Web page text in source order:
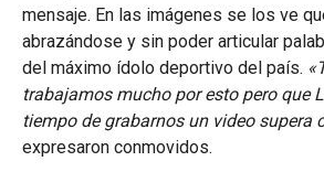
mensaje. En las imágenes se los ve
abrazándose y sin poder articular
del máximo ídolo deportivo del país.
trabajamos mucho por esto pero que
tiempo de grabarnos un video supera
expresaron conmovidos.